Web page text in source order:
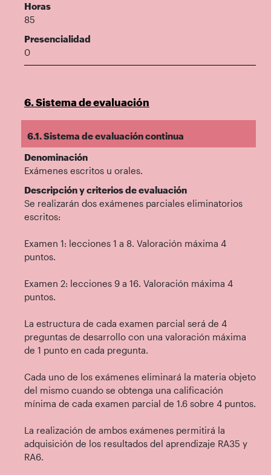
Horas
85
Presencialidad
0
6. Sistema de evaluación
6.1. Sistema de evaluación continua
Denominación
Exámenes escritos u orales.
Descripción y criterios de evaluación
Se realizarán dos exámenes parciales eliminatorios
escritos:
Examen 1: lecciones 1 a 8. Valoración máxima 4
puntos.
Examen 2: lecciones 9 a 16. Valoración máxima 4
puntos.
La estructura de cada examen parcial será de 4
preguntas de desarrollo con una valoración máxima
de 1 punto en cada pregunta.
Cada uno de los exámenes eliminará la materia objeto
del mismo cuando se obtenga una calificación
mínima de cada examen parcial de 1.6 sobre 4 puntos.
La realización de ambos exámenes permitirá la
adquisición de los resultados del aprendizaje RA35 y
RA6.